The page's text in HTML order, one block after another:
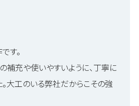
す。
補充や使いやすいように、丁寧に
大工のいる弊社だからこその強